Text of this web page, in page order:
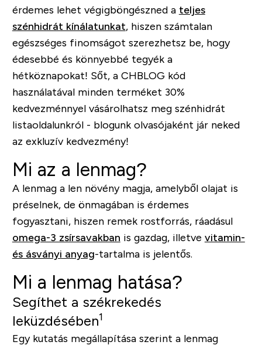
érdemes lehet végigböngészned a teljes
szénhidrát kínálatunkat, hiszen számtalan
egészséges finomságot szerezhetsz be, hogy
édesebbé és könnyebbé tegyék a
hétköznapokat! Sőt, a CHBLOGkód
használatával minden terméket 30%
kedvezménnyel vásárolhatsz meg szénhidrát
listaoldalunkról - blogunk olvasójaként jár neked
az exkluzív kedvezmény!
Mi az a lenmag?
A lenmag a len növény magja, amelyből olajat is
préselnek, de önmagában is érdemes
fogyasztani, hiszen remek rostforrás, ráadásul
omega-3 zsírsavakban is gazdag, illetve vitamin-
és ásványi anyag-tartalma is jelentős.
Mi a lenmag hatása?
Segíthet a székrekedés
leküzdésében1
Egy kutatás megállapítása szerint a lenmag